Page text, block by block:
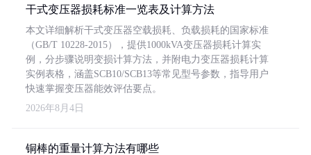
干式变压器损耗标准一览表及计算方法
本文详细解析干式变压器空载损耗、负载损耗的国家标准
（GB/T 10228-2015），提供1000kVA变压器损耗计算实
例，分步骤说明变损计算方法，并附电力变压器损耗计算
实例表格，涵盖SCB10/SCB13等常见型号参数，指导用户
快速掌握变压器能效评估要点。
2026年8月4日
铜棒的重量计算方法有哪些